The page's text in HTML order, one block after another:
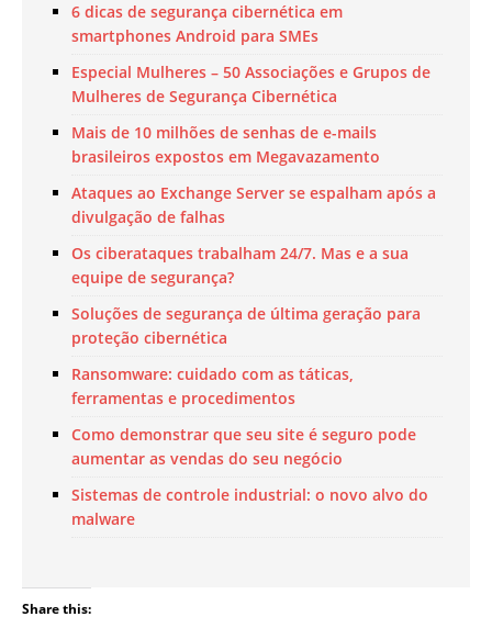
6 dicas de segurança cibernética em
smartphones Android para SMEs
Especial Mulheres – 50 Associações e Grupos de
Mulheres de Segurança Cibernética
Mais de 10 milhões de senhas de e-mails
brasileiros expostos em Megavazamento
Ataques ao Exchange Server se espalham após a
divulgação de falhas
Os ciberataques trabalham 24/7. Mas e a sua
equipe de segurança?
Soluções de segurança de última geração para
proteção cibernética
Ransomware: cuidado com as táticas,
ferramentas e procedimentos
Como demonstrar que seu site é seguro pode
aumentar as vendas do seu negócio
Sistemas de controle industrial: o novo alvo do
malware
Share this: